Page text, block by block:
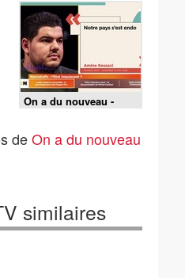
On a du nouveau -
Emission du 19-05-26
deOn a du nouveau
similaires